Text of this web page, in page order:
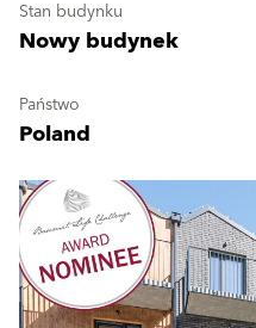
Stan budynku
Nowy budynek
Państwo
Poland